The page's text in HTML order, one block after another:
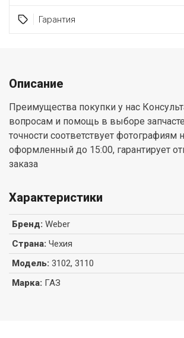
Гарантия
Описание
Преимущества покупки у нас
вопросам и помощь в выборе
точности соответствует фотографиям
оформленный до 15:00, гарантирует
заказа
Характеристики
Бренд: Weber
Страна: Чехия
Модель: 3102, 3110
Марка: ГАЗ